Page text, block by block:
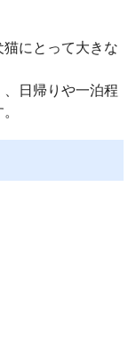
にとって大きな
日帰りや一泊程